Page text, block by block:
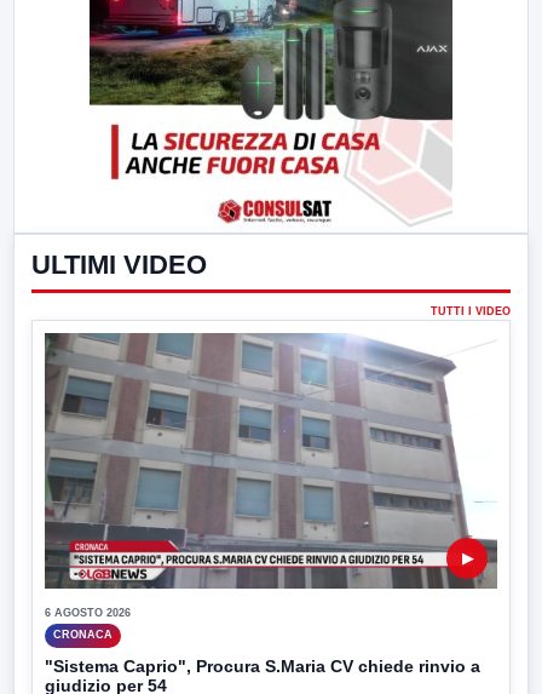
ULTIMI VIDEO
TUTTI I VIDEO
▶
6 AGOSTO 2026
CRONACA
"Sistema Caprio", Procura S.Maria CV chiede rinvio a
giudizio per 54